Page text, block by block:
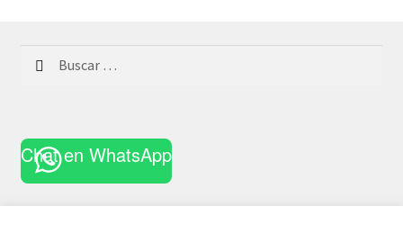
Chat en WhatsApp